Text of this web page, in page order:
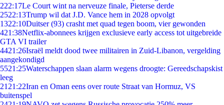
222:17Le Court wint na nerveuze finale, Pieterse derde
2522:13Trump wil dat J.D. Vance hem in 2028 opvolgt
1322:10Duitser (93) crasht met quad tegen boom, vier gewonden
421:38Netflix-abonnees krijgen exclusieve early access tot uitgebreide
GTA VI trailer
4421:26Israël meldt dood twee militairen in Zuid-Libanon, vergelding
aangekondigd
5521:25Waterschappen slaan alarm wegens droogte: Gereedschapskist
leeg
21 21:22Iran en Oman eens over route Straat van Hormuz, VS
buitenspel